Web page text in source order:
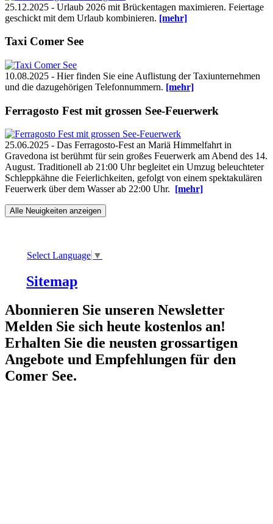
25.12.2025 - Urlaub 2026 mit Brückentagen maximieren. Feiertage
geschickt mit dem Urlaub kombinieren. [mehr]
Taxi Comer See
10.08.2025 - Hier finden Sie eine Auflistung der Taxiunternehmen
und die dazugehörigen Telefonnummern. [mehr]
Ferragosto Fest mit grossen See-Feuerwerk
25.06.2025 - Das Ferragosto-Fest an Mariä Himmelfahrt in
Gravedona ist berühmt für sein großes Feuerwerk am Abend des 14.
August. Traditionell ab 21:00 Uhr begleitet ein Umzug beleuchteter
Schleppkähne die Feierlichkeiten, gefolgt von einem spektakulären
Feuerwerk über dem Wasser ab 22:00 Uhr. [mehr]
Alle Neuigkeiten anzeigen
Select Language ▼
Sitemap
Abonnieren Sie unseren Newsletter
Melden Sie sich heute kostenlos an!
Erhalten Sie die neusten grossartigen
Angebote und Empfehlungen für den
Comer See.